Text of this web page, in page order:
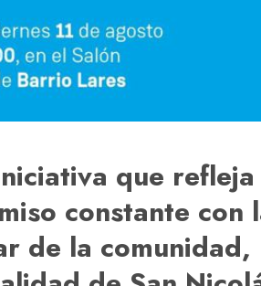
que
constante con
de la comunidad,